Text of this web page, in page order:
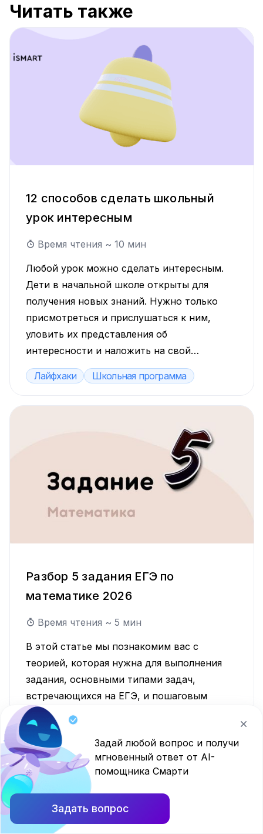
Читать также
12 способов сделать школьный
урок интересным
Время чтения ~10 мин
Любой урок можно сделать интересным.
Дети в начальной школе открыты для
получения новых знаний. Нужно только
присмотреться и прислушаться к ним,
уловить их представления об
интересности и наложить на свой
педагогический опыт и методику
преподавания. В этом материале
Лайфхаки Школьная программа
Разбор 5 задания ЕГЭ по
математике 2026
Время чтения ~5 мин
В этой статье мы познакомим вас с
теорией, которая нужна для выполнения
задания, основными типами задач,
встречающихся на ЕГЭ, и пошаговым
алгоритмом решения.
ЕГЭ Математика
Задай любой вопрос и получи
мгновенный ответ от AI-
помощника Смарти
Задать вопрос